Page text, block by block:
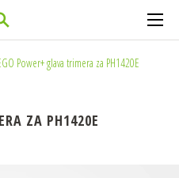
Power+ glava trimera za PH1420E
ZA PH1420E